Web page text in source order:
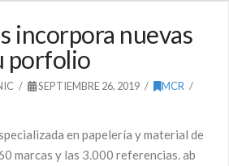
incorpora nuevas
porfolio
SEPTIEMBRE 26, 2019
MCR
en papelería y material de
marcas y las 3.000 referencias. ab